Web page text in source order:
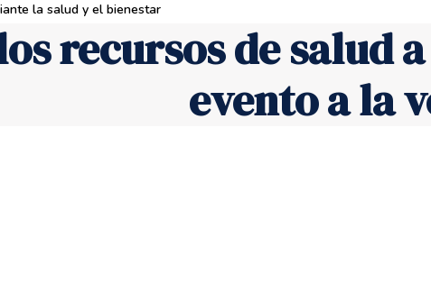
la salud y el bienestar
recursos de salud
evento a la